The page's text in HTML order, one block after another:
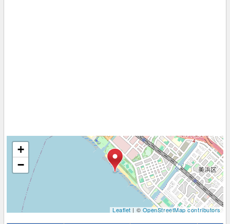
+
−
Leaflet| ©OpenStreetMap contributors